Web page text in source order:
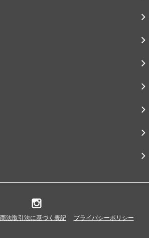
法取引法に基づく表記 プライバシーポリシー